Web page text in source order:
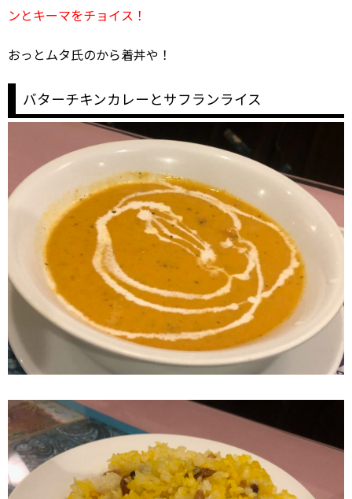
ンとキーマをチョイス！
おっとムタ氏のから着丼や！
バターチキンカレーとサフランライス